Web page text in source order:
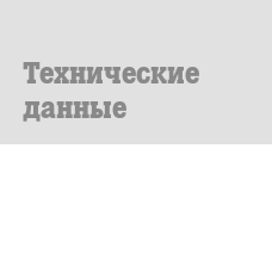
Технические
данные